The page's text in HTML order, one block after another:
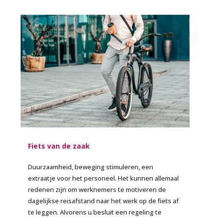
Fiets van de zaak
Duurzaamheid, beweging stimuleren, een
extraatje voor het personeel. Het kunnen allemaal
redenen zijn om werknemers te motiveren de
dagelijkse reisafstand naar het werk op de fiets af
te leggen. Alvorens u besluit een regeling te